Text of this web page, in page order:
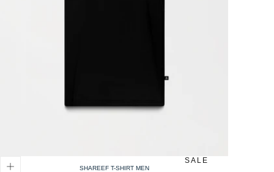
SALE
SHAREEF T-SHIRT MEN